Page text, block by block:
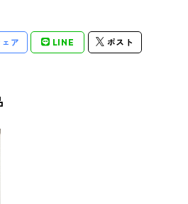
ア LINE ポスト